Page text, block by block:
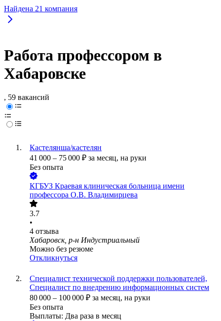
Найдена 21 компания
Работа профессором в
Хабаровске
, 59 вакансий
Кастелянша/кастелян
41 000 – 75 000 ₽ за месяц, на руки
Без опыта
КГБУЗ Краевая клиническая больница имени
профессора О.В. Владимирцева
3.7
•
4 отзыва
Хабаровск, р-н Индустриальный
Можно без резюме
Откликнуться
Специалист технической поддержки пользователей,
Специалист по внедрению информационных систем
80 000 – 100 000 ₽ за месяц, на руки
Без опыта
Выплаты: Два раза в месяц